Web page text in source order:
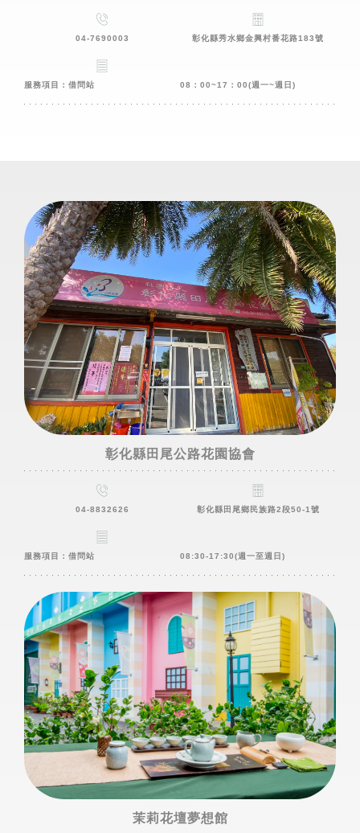
04-7690003 彰化縣秀水鄉金興村番花路183號
服務項目：借問站 08：00~17：00(週一~週日)
彰化縣田尾公路花園協會
04-8832626 彰化縣田尾鄉民族路2段50-1號
服務項目：借問站 08:30-17:30(週一至週日)
茉莉花壇夢想館